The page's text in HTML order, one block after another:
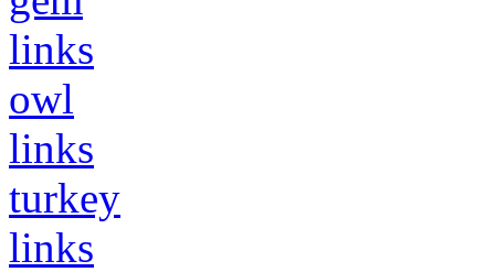
links
owl
links
turkey
links